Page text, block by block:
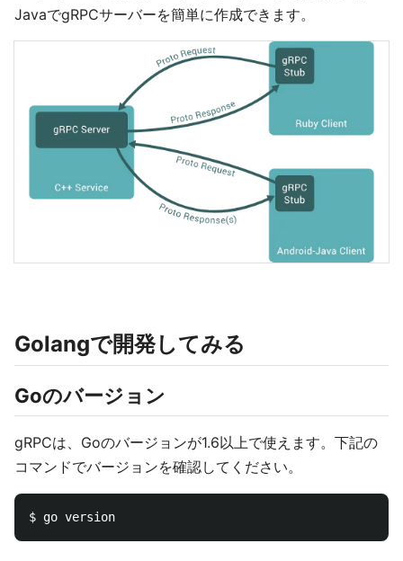
JavaでgRPCサーバーを簡単に作成できます。
Golangで開発してみる
Goのバージョン
gRPCは、Goのバージョンが1.6以上で使えます。下記の
コマンドでバージョンを確認してください。